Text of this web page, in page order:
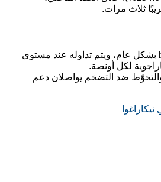
ثلاث مرات.
الذهب يُظهر زخمًا bullish بشكل عام، ويتم تداوله عند مستوى
ضد التضخم يواصلان دعم